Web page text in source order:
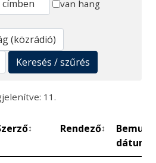
van hang
Keresés / szűrés
11.
↕ Rendező↕
dátuma